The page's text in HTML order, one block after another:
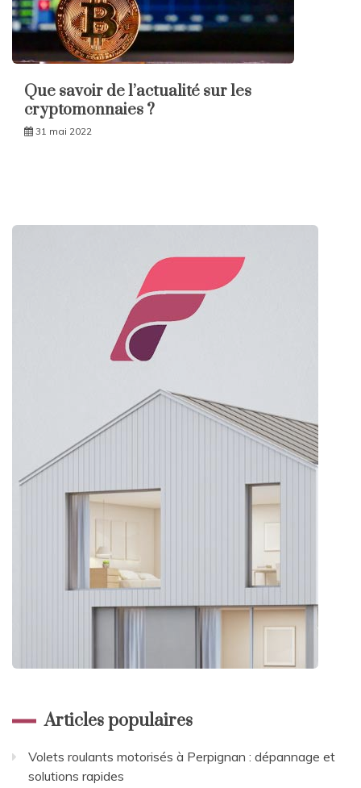
Que savoir de l’actualité sur les
cryptomonnaies ?
31 mai 2022
Articles populaires
Volets roulants motorisés à Perpignan : dépannage et
solutions rapides